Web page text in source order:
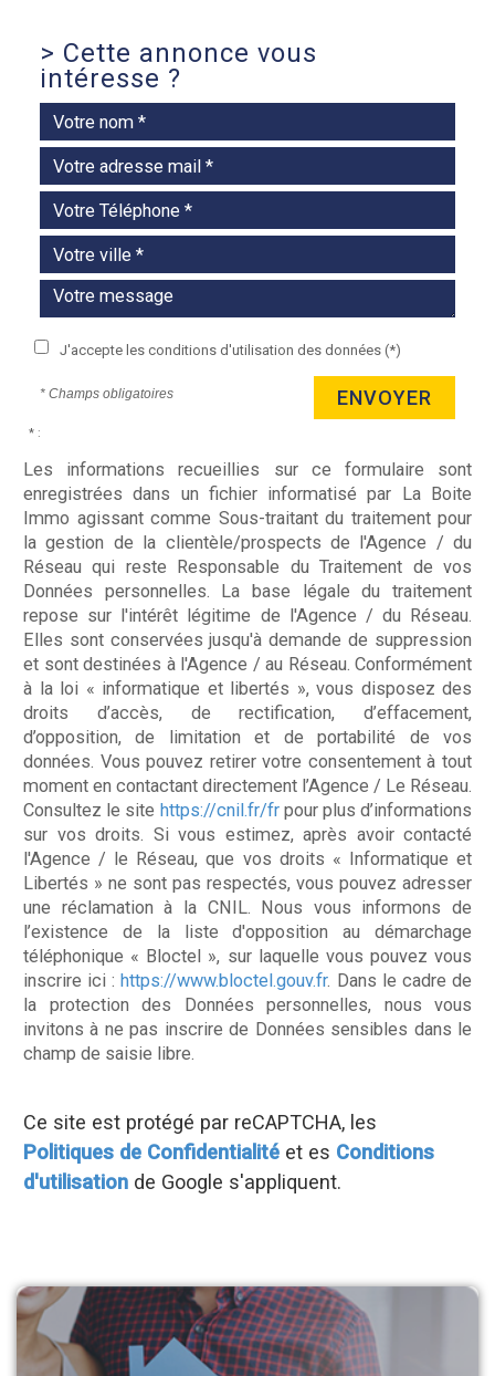
> Cette annonce vous
intéresse ?
J'accepte les conditions d'utilisation des données (*)
* Champs obligatoires ENVOYER
* :
Les informations recueillies sur ce formulaire sont
enregistrées dans un fichier informatisé par La Boite
Immo agissant comme Sous-traitant du traitement pour
la gestion de la clientèle/prospects de l'Agence / du
Réseau qui reste Responsable du Traitement de vos
Données personnelles. La base légale du traitement
repose sur l'intérêt légitime de l'Agence / du Réseau.
Elles sont conservées jusqu'à demande de suppression
et sont destinées à l'Agence / au Réseau. Conformément
à la loi « informatique et libertés », vous disposez des
droits d’accès, de rectification, d’effacement,
d’opposition, de limitation et de portabilité de vos
données. Vous pouvez retirer votre consentement à tout
moment en contactant directement l’Agence / Le Réseau.
Consultez le site https://cnil.fr/frpour plus d’informations
sur vos droits. Si vous estimez, après avoir contacté
l'Agence / le Réseau, que vos droits « Informatique et
Libertés » ne sont pas respectés, vous pouvez adresser
une réclamation à la CNIL. Nous vous informons de
l’existence de la liste d'opposition au démarchage
téléphonique « Bloctel », sur laquelle vous pouvez vous
inscrire ici :https://www.bloctel.gouv.fr. Dans le cadre de
la protection des Données personnelles, nous vous
invitons à ne pas inscrire de Données sensibles dans le
champ de saisie libre.
Ce site est protégé par reCAPTCHA, les
Politiques de Confidentialité et es Conditions
d'utilisation de Google s'appliquent.